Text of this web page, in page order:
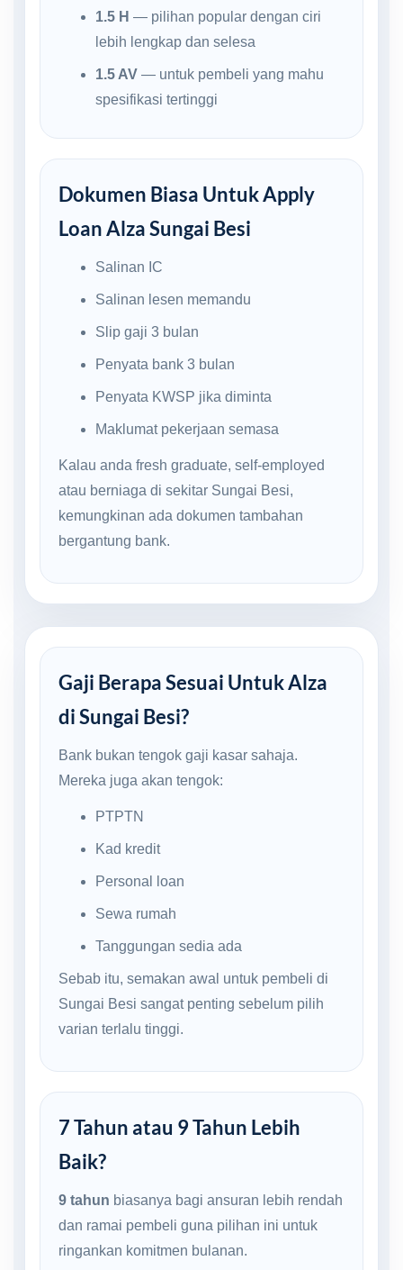
1.5 H — pilihan popular dengan ciri
lebih lengkap dan selesa
1.5 AV— untuk pembeli yang mahu
spesifikasi tertinggi
Dokumen Biasa Untuk Apply
Loan Alza Sungai Besi
Salinan IC
Salinan lesen memandu
Slip gaji 3 bulan
Penyata bank 3 bulan
Penyata KWSP jika diminta
Maklumat pekerjaan semasa
Kalau anda fresh graduate, self-employed
atau berniaga di sekitar Sungai Besi,
kemungkinan ada dokumen tambahan
bergantung bank.
Gaji Berapa Sesuai Untuk Alza
di Sungai Besi?
Bank bukan tengok gaji kasar sahaja.
Mereka juga akan tengok:
PTPTN
Kad kredit
Personal loan
Sewa rumah
Tanggungan sedia ada
Sebab itu, semakan awal untuk pembeli di
Sungai Besi sangat penting sebelum pilih
varian terlalu tinggi.
7 Tahun atau 9 Tahun Lebih
Baik?
9 tahun biasanya bagi ansuran lebih rendah
dan ramai pembeli guna pilihan ini untuk
ringankan komitmen bulanan.